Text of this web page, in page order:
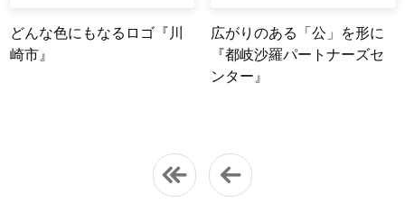
どんな色にもなるロゴ『川
崎市』
広がりのある「公」を形に
『都岐沙羅パートナーズセ
ンター』